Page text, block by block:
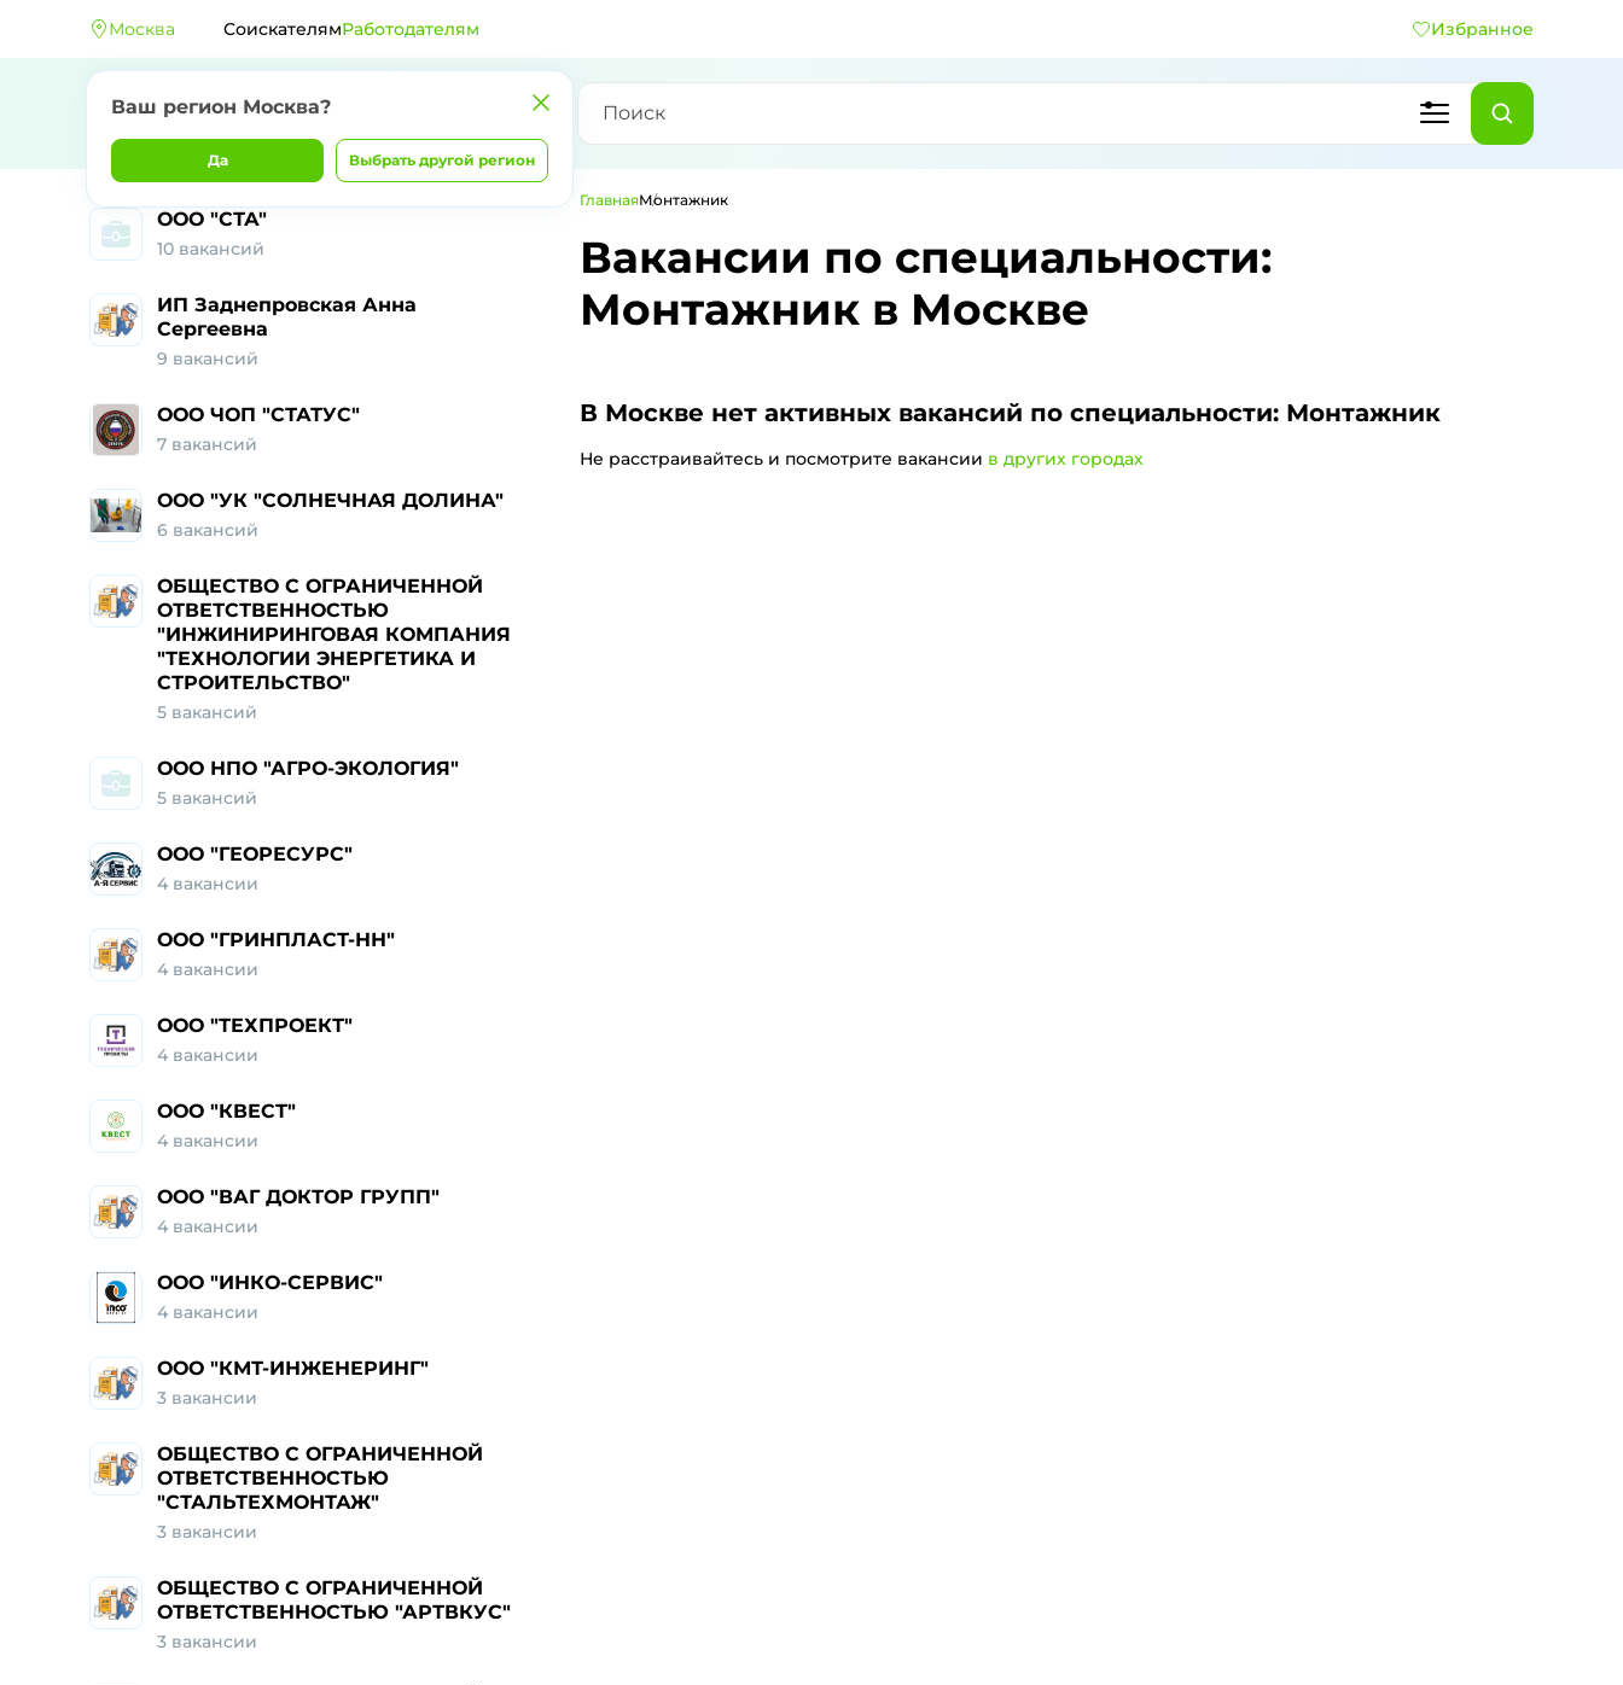
Москва
Ваш регион Москва?
Да Выбрать другой регион
СоискателямРаботодателям Избранное
ООО "СТА"
10 вакансий
ИП Заднепровская Анна
Сергеевна
9 вакансий
ООО ЧОП "СТАТУС"
7 вакансий
ООО "УК "СОЛНЕЧНАЯ ДОЛИНА"
6 вакансий
ОБЩЕСТВО С ОГРАНИЧЕННОЙ
ОТВЕТСТВЕННОСТЬЮ
"ИНЖИНИРИНГОВАЯ КОМПАНИЯ
"ТЕХНОЛОГИИ ЭНЕРГЕТИКА И
СТРОИТЕЛЬСТВО"
5 вакансий
ООО НПО "АГРО-ЭКОЛОГИЯ"
5 вакансий
ООО "ГЕОРЕСУРС"
4 вакансии
ООО "ГРИНПЛАСТ-НН"
4 вакансии
ООО "ТЕХПРОЕКТ"
4 вакансии
ООО "КВЕСТ"
4 вакансии
ООО "ВАГ ДОКТОР ГРУПП"
4 вакансии
ООО "ИНКО-СЕРВИС"
4 вакансии
ООО "КМТ-ИНЖЕНЕРИНГ"
3 вакансии
ОБЩЕСТВО С ОГРАНИЧЕННОЙ
ОТВЕТСТВЕННОСТЬЮ
"СТАЛЬТЕХМОНТАЖ"
3 вакансии
ОБЩЕСТВО С ОГРАНИЧЕННОЙ
ОТВЕТСТВЕННОСТЬЮ "АРТВКУС"
3 вакансии
ГлавнаяМонтажник
Вакансии по специальности:
Монтажник в Москве
В Москве нет активных вакансий по специальности: Монтажник
Не расстраивайтесь и посмотрите вакансии в других городах